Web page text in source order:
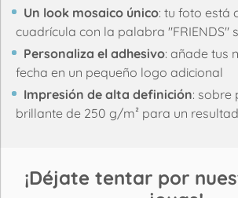
Un look mosaico único: tu foto está
cuadrícula con la palabra "FRIENDS"
Personaliza el adhesivo: añade tus
fecha en un pequeño logo adicional
Impresión de alta definición: sobre
brillante de 250 g/m² para un
¡Déjate tentar por